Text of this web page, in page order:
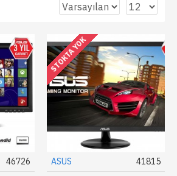
46726
STOKTA YOK
ASUS 41815